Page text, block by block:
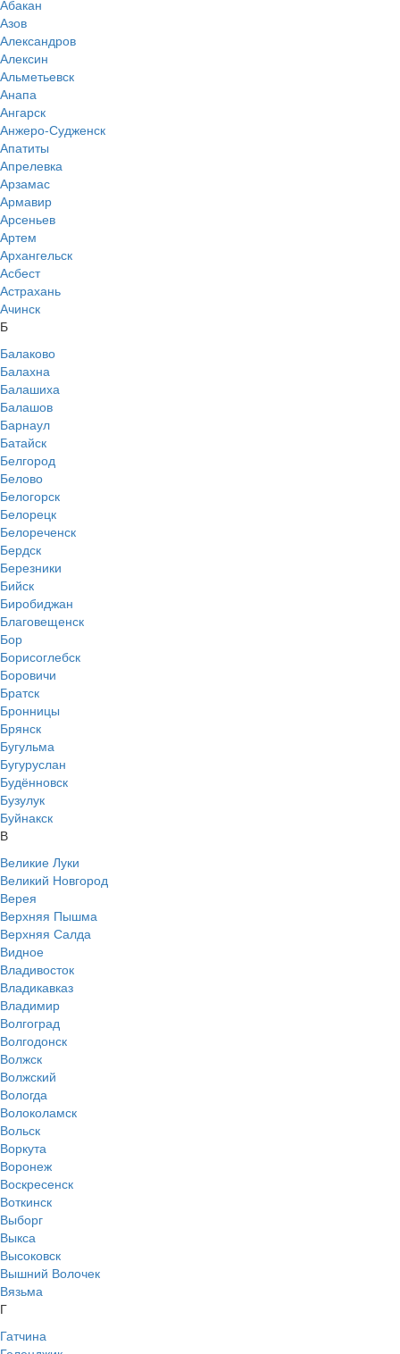
Абакан
Азов
Александров
Алексин
Альметьевск
Анапа
Ангарск
Анжеро-Судженск
Апатиты
Апрелевка
Арзамас
Армавир
Арсеньев
Артем
Архангельск
Асбест
Астрахань
Ачинск
Б
Балаково
Балахна
Балашиха
Балашов
Барнаул
Батайск
Белгород
Белово
Белогорск
Белорецк
Белореченск
Бердск
Березники
Бийск
Биробиджан
Благовещенск
Бор
Борисоглебск
Боровичи
Братск
Бронницы
Брянск
Бугульма
Бугуруслан
Будённовск
Бузулук
Буйнакск
В
Великие Луки
Великий Новгород
Верея
Верхняя Пышма
Верхняя Салда
Видное
Владивосток
Владикавказ
Владимир
Волгоград
Волгодонск
Волжск
Волжский
Вологда
Волоколамск
Вольск
Воркута
Воронеж
Воскресенск
Воткинск
Выборг
Выкса
Высоковск
Вышний Волочек
Вязьма
Г
Гатчина